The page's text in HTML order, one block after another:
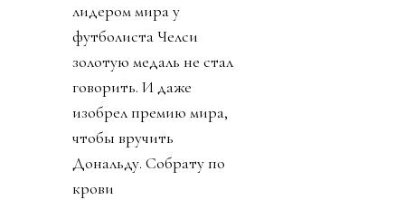
лидером мира у
футболиста Челси
золотую медаль не стал
говорить. И даже
изобрел премию мира,
чтобы вручить
Дональду. Собрату по
крови